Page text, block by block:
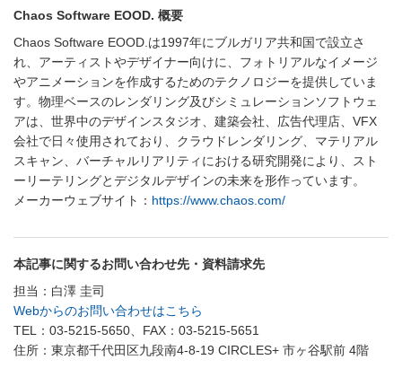
Chaos Software EOOD. 概要
Chaos Software EOOD.は1997年にブルガリア共和国で設立さ
れ、アーティストやデザイナー向けに、フォトリアルなイメージ
やアニメーションを作成するためのテクノロジーを提供していま
す。物理ベースのレンダリング及びシミュレーションソフトウェ
アは、世界中のデザインスタジオ、建築会社、広告代理店、VFX
会社で日々使用されており、クラウドレンダリング、マテリアル
スキャン、バーチャルリアリティにおける研究開発により、スト
ーリーテリングとデジタルデザインの未来を形作っています。
メーカーウェブサイト： https://www.chaos.com/
本記事に関するお問い合わせ先・資料請求先
担当：白澤 圭司
Webからのお問い合わせはこちら
TEL：03-5215-5650、FAX：03-5215-5651
住所：東京都千代田区九段南4-8-19 CIRCLES+ 市ヶ谷駅前 4階